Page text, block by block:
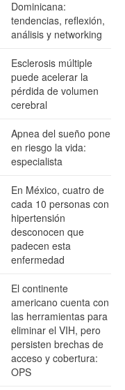
Dominicana:
tendencias, reflexión,
análisis y networking
Esclerosis múltiple
puede acelerar la
pérdida de volumen
cerebral
Apnea del sueño pone
en riesgo la vida:
especialista
En México, cuatro de
cada 10 personas con
hipertensión
desconocen que
padecen esta
enfermedad
El continente
americano cuenta con
las herramientas para
eliminar el VIH, pero
persisten brechas de
acceso y cobertura:
OPS